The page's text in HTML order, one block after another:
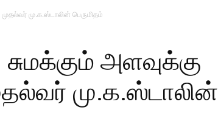
மு.க.ஸ்டாலின் பெருமிதம்
அளவுக்கு
மு.க.ஸ்டாலின்